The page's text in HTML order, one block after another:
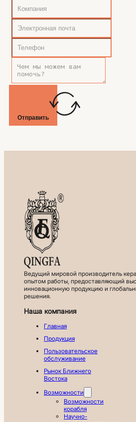
Отправить
Ведущий мировой производитель
опытом работы, предоставляющий
инновационную продукцию и
решения.
Наша компания
Главная
Продукция
Пользовательское
обслуживание
Рынок Ближнего
Востока
Возможности
Возможности
корабля
Научно-